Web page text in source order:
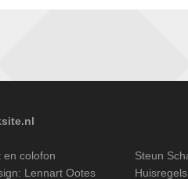
en colofon
Lennart Ootes
Steun
Huisregels